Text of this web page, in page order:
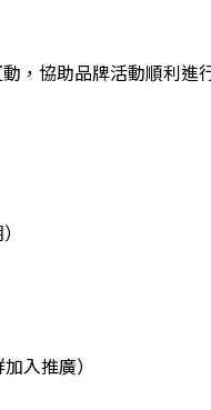
，協助品牌活動順利進
入推廣）